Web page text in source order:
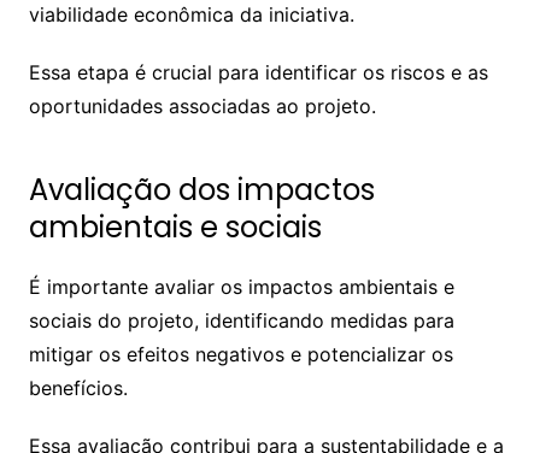
viabilidade econômica da iniciativa.
Essa etapa é crucial para identificar os riscos e as
oportunidades associadas ao projeto.
Avaliação dos impactos
ambientais e sociais
É importante avaliar os impactos ambientais e
sociais do projeto, identificando medidas para
mitigar os efeitos negativos e potencializar os
benefícios.
Essa avaliação contribui para a sustentabilidade e a